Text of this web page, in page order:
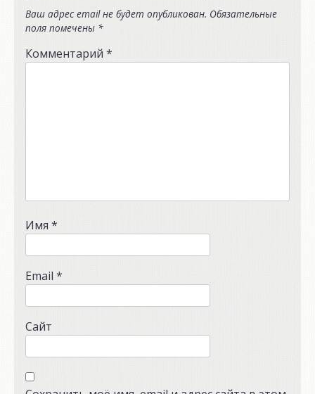
Ваш адрес email не будет опубликован. Обязательные
поля помечены *
Комментарий *
Имя *
Email *
Сайт